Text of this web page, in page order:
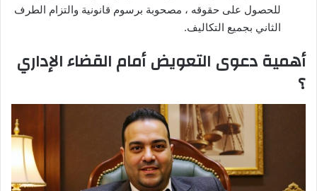
للحصول على حقوقه ، مصحوبة برسوم قانونية والتزام الطرف
الثاني بجميع التكاليف.
أهمية دعوى التعويض أمام القضاء الإداري
؟